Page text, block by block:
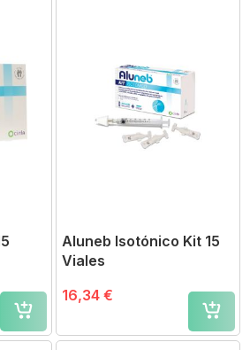
Aluneb Isotónico Kit 15
Viales
16,34 €